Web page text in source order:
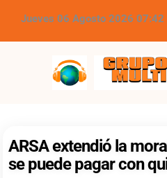
Jueves 06 Agosto 2026 07:42
Grupo Master
ARSA extendió la
se puede pagar con